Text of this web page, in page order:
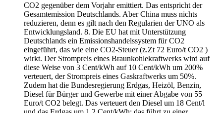
CO2 gegenüber dem Vorjahr emittiert. Das entspricht der
Gesamtemission Deutschlands. Aber China muss nichts
reduzieren, denn es gilt nach den Regularien der UNO als
Entwicklungsland. 8. Die EU hat mit Unterstützung
Deutschlands ein Emissionshandelssystem für CO2
eingeführt, das wie eine CO2-Steuer (z.Zt 72 Euro/t CO2 )
wirkt. Der Strompreis eines Braunkohlekraftwerks wird auf
diese Weise von 3 Cent/kWh auf 10 Cent/kWh um 200%
verteuert, der Strompreis eines Gaskraftwerks um 50%.
Zudem hat die Bundesregierung Erdgas, Heizöl, Benzin,
Diesel für Bürger und Gewerbe mit einer Abgabe von 55
Euro/t CO2 belegt. Das verteuert den Diesel um 18 Cent/l